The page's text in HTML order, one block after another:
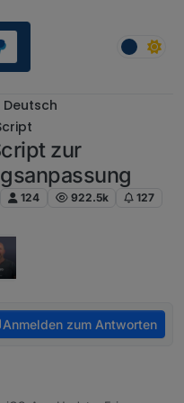
Deutsch
zur
124 922.5k 127
Anmelden zum Antworten